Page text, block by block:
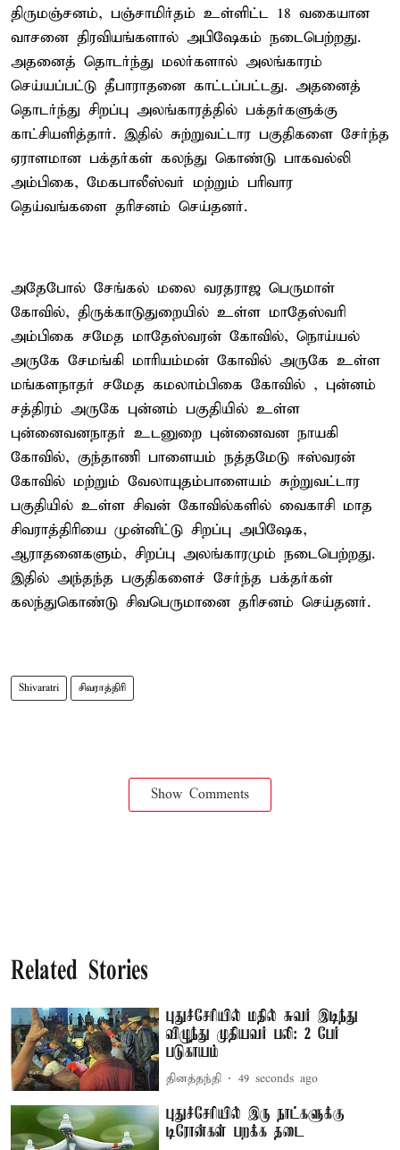
திருமஞ்சனம், பஞ்சாமிர்தம் உள்ளிட்ட 18 வகையான
வாசனை திரவியங்களால் அபிஷேகம் நடைபெற்றது.
அதனைத் தொடர்ந்து மலர்களால் அலங்காரம்
செய்யப்பட்டு தீபாராதனை காட்டப்பட்டது. அதனைத்
தொடர்ந்து சிறப்பு அலங்காரத்தில் பக்தர்களுக்கு
காட்சியளித்தார். இதில் சுற்றுவட்டார பகுதிகளை சேர்ந்த
ஏராளமான பக்தர்கள் கலந்து கொண்டு பாகவல்லி
அம்பிகை, மேகபாலீஸ்வர் மற்றும் பரிவார
தெய்வங்களை தரிசனம் செய்தனர்.
அதேபோல் சேங்கல் மலை வரதராஜ பெருமாள்
கோவில், திருக்காடுதுறையில் உள்ள மாதேஸ்வரி
அம்பிகை சமேத மாதேஸ்வரன் கோவில், நொய்யல்
அருகே சேமங்கி மாரியம்மன் கோவில் அருகே உள்ள
மங்களநாதர் சமேத கமலாம்பிகை கோவில் , புன்னம்
சத்திரம் அருகே புன்னம் பகுதியில் உள்ள
புன்னைவனநாதர் உடனுறை புன்னைவன நாயகி
கோவில், குந்தாணி பாளையம் நத்தமேடு ஈஸ்வரன்
கோவில் மற்றும் வேலாயுதம்பாளையம் சுற்றுவட்டார
பகுதியில் உள்ள சிவன் கோவில்களில் வைகாசி மாத
சிவராத்திரியை முன்னிட்டு சிறப்பு அபிஷேக,
ஆராதனைகளும், சிறப்பு அலங்காரமும் நடைபெற்றது.
இதில் அந்தந்த பகுதிகளைச் சேர்ந்த பக்தர்கள்
கலந்துகொண்டு சிவபெருமானை தரிசனம் செய்தனர்.
Shivaratri சிவராத்திரி
Show Comments
Related Stories
புதுச்சேரியில் மதில் சுவர் இடிந்து
விழுந்து முதியவர் பலி: 2 பேர்
படுகாயம்
தினத்தந்தி 51 seconds ago
புதுச்சேரியில் இரு நாட்களுக்கு
டிரோன்கள் பறக்க தடை